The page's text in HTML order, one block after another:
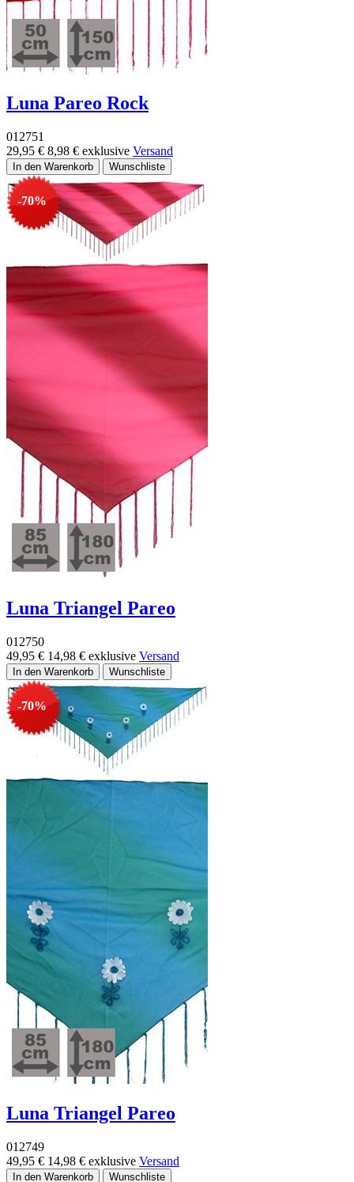
Luna Pareo Rock
012751
29,95 € 8,98 € exklusive Versand
-70%
Luna Triangel Pareo
012750
49,95 € 14,98 € exklusive Versand
-70%
Luna Triangel Pareo
012749
49,95 € 14,98 € exklusive Versand